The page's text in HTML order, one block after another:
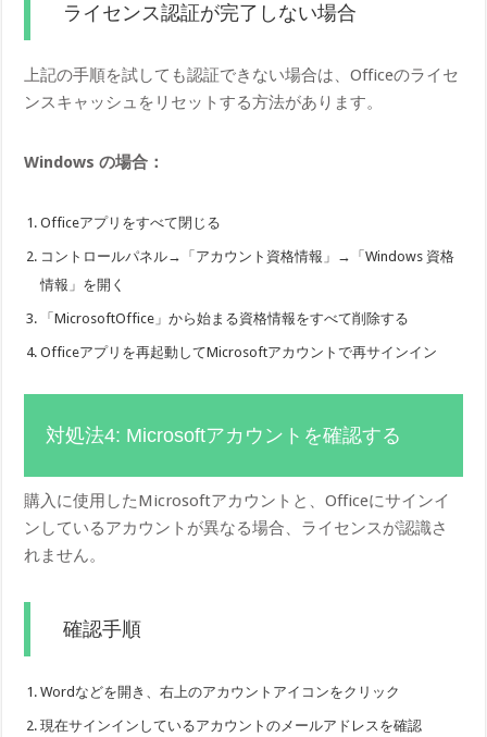
ライセンス認証が完了しない場合
上記の手順を試しても認証できない場合は、Officeのライセ
ンスキャッシュをリセットする方法があります。
Windows の場合：
Officeアプリをすべて閉じる
コントロールパネル→「アカウント資格情報」→「Windows 資格
情報」を開く
「MicrosoftOffice」から始まる資格情報をすべて削除する
Officeアプリを再起動してMicrosoftアカウントで再サインイン
対処法4: Microsoftアカウントを確認する
購入に使用したMicrosoftアカウントと、Officeにサインイ
ンしているアカウントが異なる場合、ライセンスが認識さ
れません。
確認手順
Wordなどを開き、右上のアカウントアイコンをクリック
現在サインインしているアカウントのメールアドレスを確認